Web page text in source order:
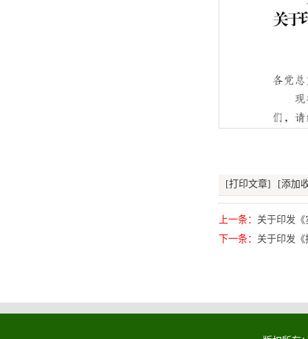
[打印文章] [添加
上一条： 关于印发
下一条： 关于印发《